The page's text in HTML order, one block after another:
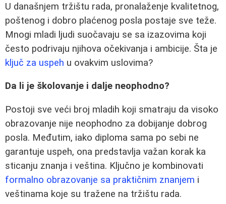
U današnjem tržištu rada, pronalaženje kvalitetnog,
poštenog i dobro plaćenog posla postaje sve teže.
Mnogi mladi ljudi suočavaju se sa izazovima koji
često podrivaju njihova očekivanja i ambicije. Šta je
ključ za uspeh u ovakvim uslovima?
Da li je školovanje i dalje neophodno?
Postoji sve veći broj mladih koji smatraju da visoko
obrazovanje nije neophodno za dobijanje dobrog
posla. Međutim, iako diploma sama po sebi ne
garantuje uspeh, ona predstavlja važan korak ka
sticanju znanja i veština. Ključno je kombinovati
formalno obrazovanje sa praktičnim znanjem i
veštinama koje su tražene na tržištu rada.